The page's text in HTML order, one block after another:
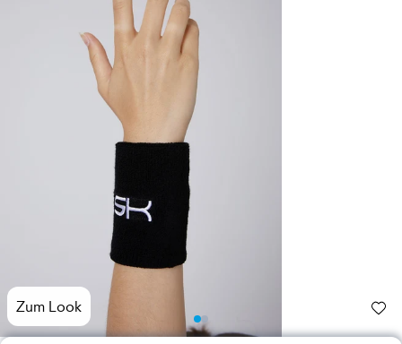
Zum Look
Photo
Photo